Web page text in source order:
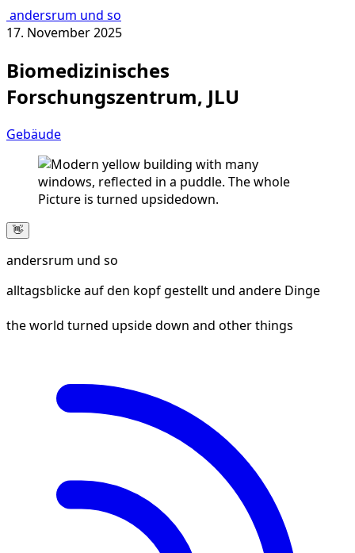
andersrum und so
17. November 2025
Biomedizinisches
Forschungszentrum, JLU
Gebäude
👋
andersrum und so
alltagsblicke auf den kopf gestellt und andere Dinge
the world turned upside down and other things